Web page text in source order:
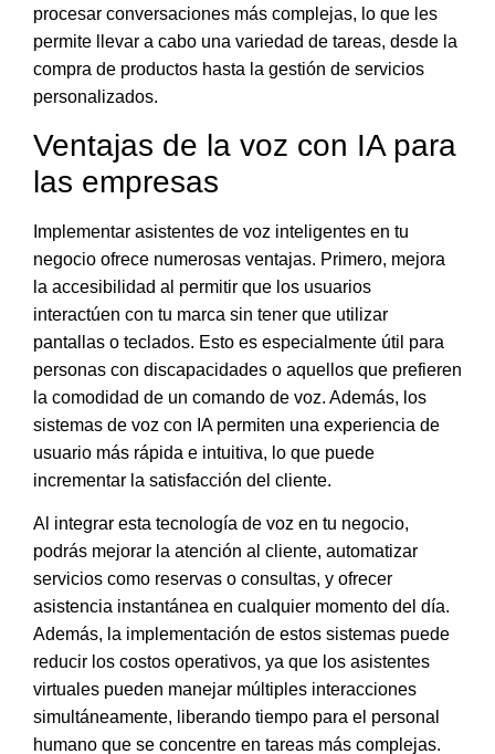
procesar conversaciones más complejas, lo que les
permite llevar a cabo una variedad de tareas, desde la
compra de productos hasta la gestión de servicios
personalizados.
Ventajas de la voz con IA para
las empresas
Implementar asistentes de voz inteligentes en tu
negocio ofrece numerosas ventajas. Primero, mejora
la accesibilidad al permitir que los usuarios
interactúen con tu marca sin tener que utilizar
pantallas o teclados. Esto es especialmente útil para
personas con discapacidades o aquellos que prefieren
la comodidad de un comando de voz. Además, los
sistemas de voz con IA permiten una experiencia de
usuario más rápida e intuitiva, lo que puede
incrementar la satisfacción del cliente.
Al integrar esta tecnología de voz en tu negocio,
podrás mejorar la atención al cliente, automatizar
servicios como reservas o consultas, y ofrecer
asistencia instantánea en cualquier momento del día.
Además, la implementación de estos sistemas puede
reducir los costos operativos, ya que los asistentes
virtuales pueden manejar múltiples interacciones
simultáneamente, liberando tiempo para el personal
humano que se concentre en tareas más complejas.